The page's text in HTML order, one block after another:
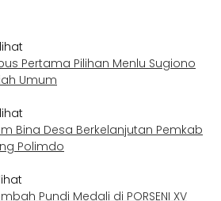
Pertama Pilihan Menlu Sugiono
Umum
Bina Desa Berkelanjutan Pemkab
Polimdo
Pundi Medali di PORSENI XV